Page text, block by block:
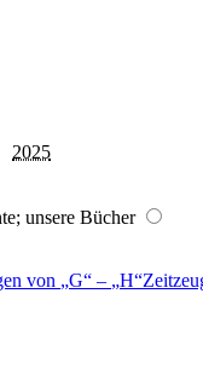
2025
unsere Bücher
von G – H